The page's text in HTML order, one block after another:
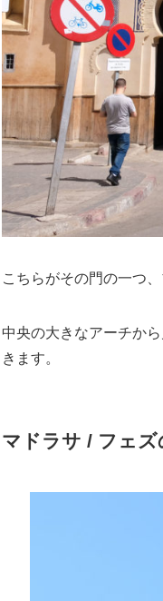
こちらがその門の一つ
中央の大きなアーチか
きます。
マドラサ / フェズ